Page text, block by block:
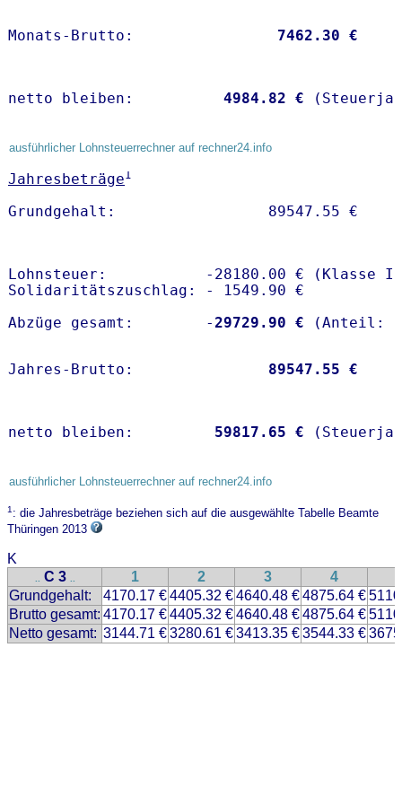
Monats-Brutto: 7462.30 €
netto bleiben: 4984.82 €
ausführlicher Lohnsteuerrechner auf rechner24.info
Jahresbeträge1
Lohnsteuer:           -28180.00 € (Klasse I)
Solidaritätszuschlag: - 1549.90 €
Abzüge gesamt:        -29729.90 €
Jahres-Brutto: 89547.55 €
netto bleiben: 59817.65 €
ausführlicher Lohnsteuerrechner auf rechner24.info
1: die Jahresbeträge beziehen sich auf die ausgewählte Tabelle Beamte
Thüringen 2013
K
.. C 3 .. 1 2 3 4
Grundgehalt:
4170.17 €4405.32 €4640.48 €4875.64 €
Brutto gesamt: 4170.17 €4405.32 €4640.48 €4875.64 €
Netto gesamt: 3144.71 €3280.61 €3413.35 €3544.33 €